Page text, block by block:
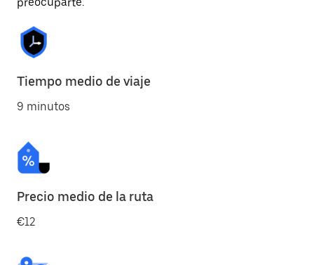
Tiempo medio de viaje
9 minutos
Precio medio de la ruta
€12